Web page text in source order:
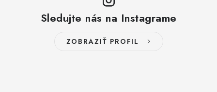
Sledujte nás na Instagrame
ZOBRAZIŤ PROFIL